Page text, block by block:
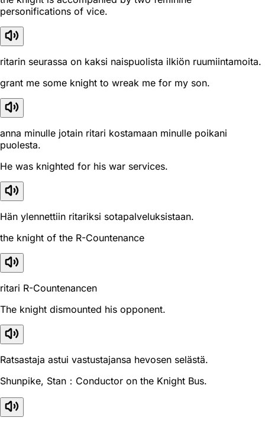
personifications of vice.
ritarin seurassa on kaksi naispuolista ilkiön ruumiintamoita.
grant me some knight to wreak me for my son.
anna minulle jotain ritari kostamaan minulle poikani
puolesta.
He was knighted for his war services.
Hän ylennettiin ritariksi sotapalveluksistaan.
the knight of the R-Countenance
ritari R-Countenancen
The knight dismounted his opponent.
Ratsastaja astui vastustajansa hevosen selästä.
Shunpike, Stan：Conductor on the Knight Bus.